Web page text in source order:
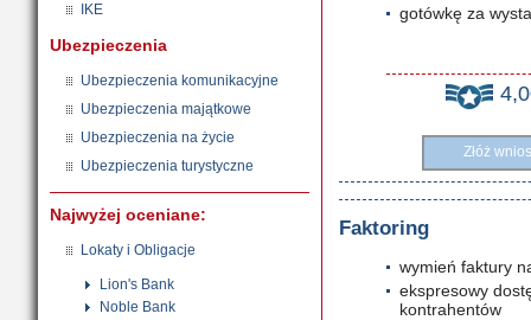
IKE
Ubezpieczenia
Ubezpieczenia komunikacyjne
Ubezpieczenia majątkowe
Ubezpieczenia na życie
Ubezpieczenia turystyczne
Najwyżej oceniane:
Lokaty i Obligacje
Lion's Bank
Noble Bank
gotówkę za
Złóż
Faktoring
wymień faktury
ekspresowy
kontrahentów